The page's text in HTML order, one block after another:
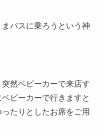
バスに乗ろうという神
然ベビーカーで来店す
ビーカーで行きますと
たりとしたお席をご用